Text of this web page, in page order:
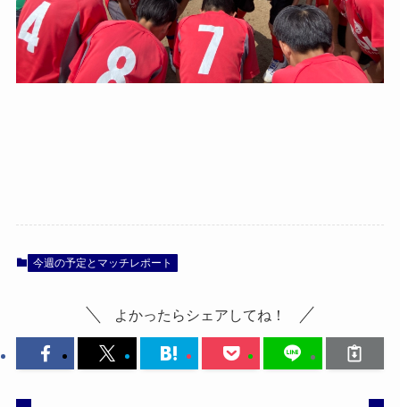
今週の予定とマッチレポート
よかったらシェアしてね！